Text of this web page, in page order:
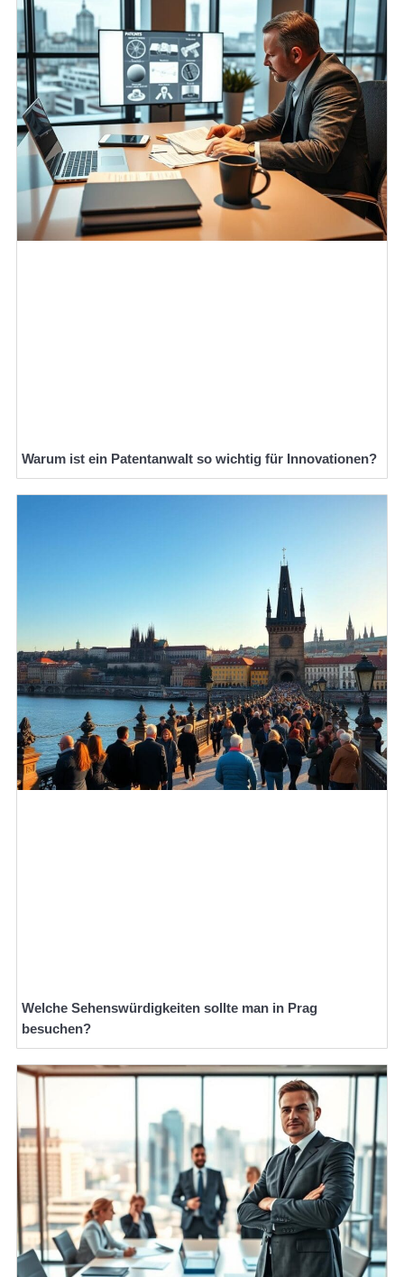
Warum ist ein Patentanwalt so wichtig für Innovationen?
Welche Sehenswürdigkeiten sollte man in Prag
besuchen?